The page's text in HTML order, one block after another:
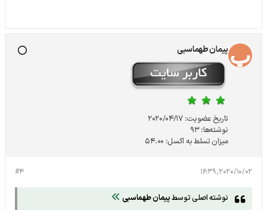
پیمان طهماسبی
تاریخ عضویت: 2020/04/17
نوشته‌ها:93
میزان تسلط به اکسل: 54.00
#4 2020/10/02, 16:39
نوشته اصلی توسطپیمان طهماسبی